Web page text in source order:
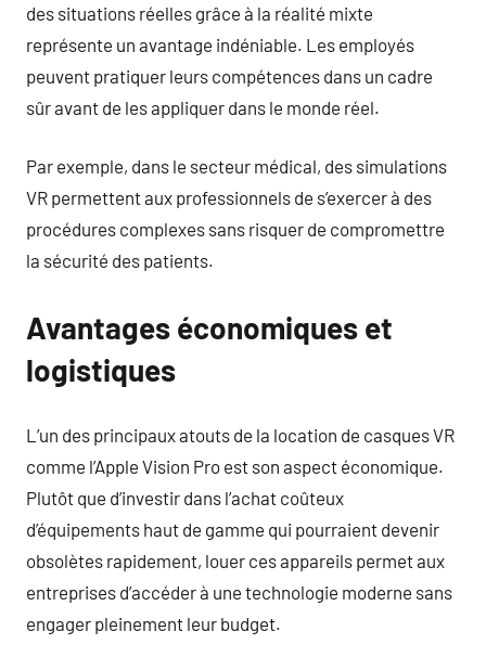
des situations réelles grâce à la réalité mixte
représente un avantage indéniable. Les employés
peuvent pratiquer leurs compétences dans un cadre
sûr avant de les appliquer dans le monde réel.
Par exemple, dans le secteur médical, des simulations
VR permettent aux professionnels de s’exercer à des
procédures complexes sans risquer de compromettre
la sécurité des patients.
Avantages économiques et
logistiques
L’un des principaux atouts de la location de casques VR
comme l’Apple Vision Pro est son aspect économique.
Plutôt que d’investir dans l’achat coûteux
d’équipements haut de gamme qui pourraient devenir
obsolètes rapidement, louer ces appareils permet aux
entreprises d’accéder à une technologie moderne sans
engager pleinement leur budget.